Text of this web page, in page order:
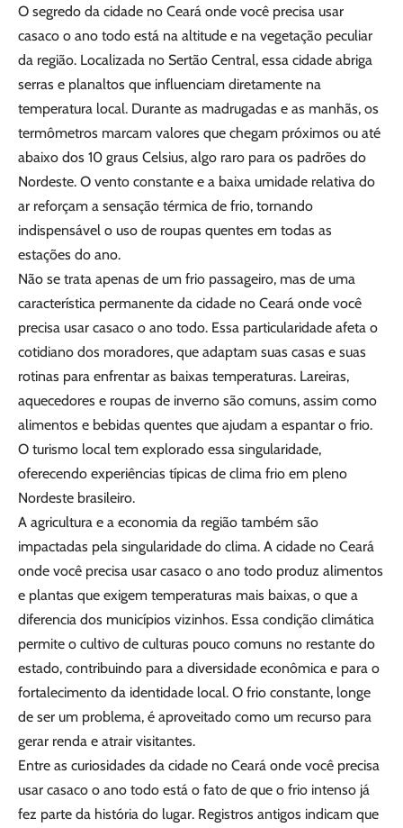
O segredo da cidade no Ceará onde você precisa usar
casaco o ano todo está na altitude e na vegetação peculiar
da região. Localizada no Sertão Central, essa cidade abriga
serras e planaltos que influenciam diretamente na
temperatura local. Durante as madrugadas e as manhãs, os
termômetros marcam valores que chegam próximos ou até
abaixo dos 10 graus Celsius, algo raro para os padrões do
Nordeste. O vento constante e a baixa umidade relativa do
ar reforçam a sensação térmica de frio, tornando
indispensável o uso de roupas quentes em todas as
estações do ano.
Não se trata apenas de um frio passageiro, mas de uma
característica permanente da cidade no Ceará onde você
precisa usar casaco o ano todo. Essa particularidade afeta o
cotidiano dos moradores, que adaptam suas casas e suas
rotinas para enfrentar as baixas temperaturas. Lareiras,
aquecedores e roupas de inverno são comuns, assim como
alimentos e bebidas quentes que ajudam a espantar o frio.
O turismo local tem explorado essa singularidade,
oferecendo experiências típicas de clima frio em pleno
Nordeste brasileiro.
A agricultura e a economia da região também são
impactadas pela singularidade do clima. A cidade no Ceará
onde você precisa usar casaco o ano todo produz alimentos
e plantas que exigem temperaturas mais baixas, o que a
diferencia dos municípios vizinhos. Essa condição climática
permite o cultivo de culturas pouco comuns no restante do
estado, contribuindo para a diversidade econômica e para o
fortalecimento da identidade local. O frio constante, longe
de ser um problema, é aproveitado como um recurso para
gerar renda e atrair visitantes.
Entre as curiosidades da cidade no Ceará onde você precisa
usar casaco o ano todo está o fato de que o frio intenso já
fez parte da história do lugar. Registros antigos indicam que